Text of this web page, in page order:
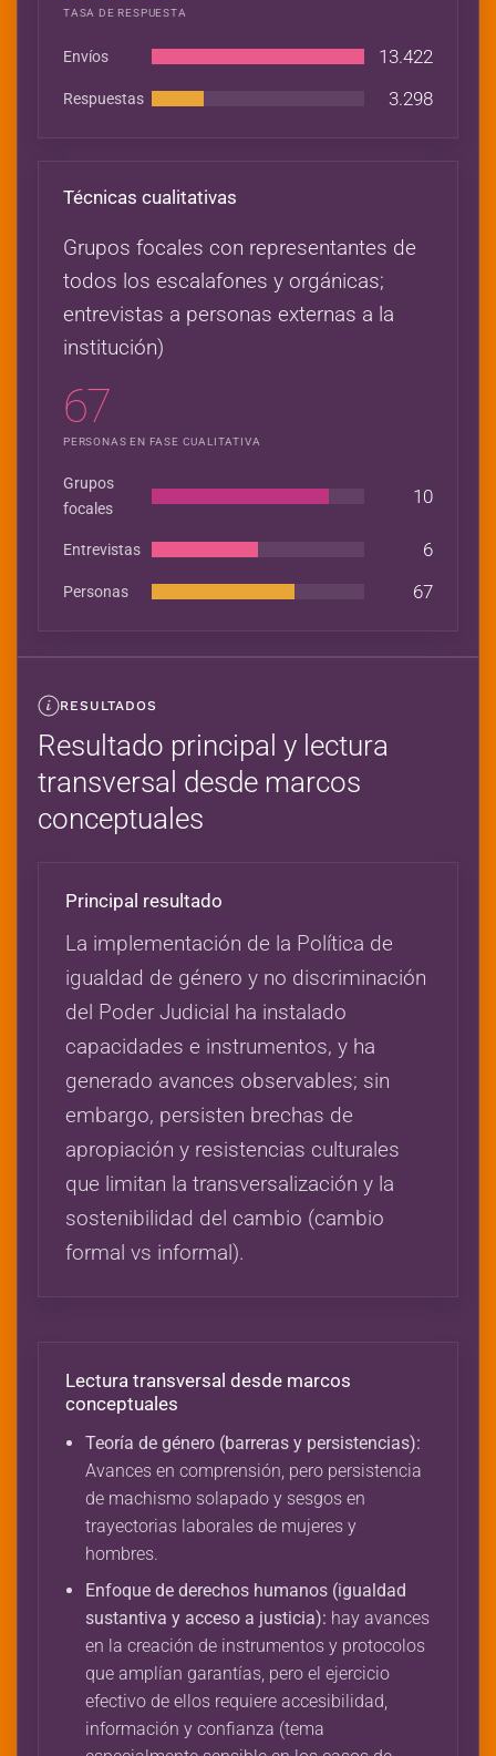
TASA DE RESPUESTA
Envíos 13.422
Respuestas 3.298
Técnicas cualitativas
Grupos focales con representantes de
todos los escalafones y orgánicas;
entrevistas a personas externas a la
institución)
67
PERSONAS EN FASE CUALITATIVA
Grupos
focales
10
Entrevistas 6
Personas 67
RESULTADOS
Resultado principal y lectura
transversal desde marcos
conceptuales
Principal resultado
La implementación de la Política de
igualdad de género y no discriminación
del Poder Judicial ha instalado
capacidades e instrumentos, y ha
generado avances observables; sin
embargo, persisten brechas de
apropiación y resistencias culturales
que limitan la transversalización y la
sostenibilidad del cambio (cambio
formal vs informal).
Lectura transversal desde marcos
conceptuales
Teoría de género (barreras y persistencias):
Avances en comprensión, pero persistencia
de machismo solapado y sesgos en
trayectorias laborales de mujeres y
hombres.
Enfoque de derechos humanos (igualdad
sustantiva y acceso a justicia): hay avances
en la creación de instrumentos y protocolos
que amplían garantías, pero el ejercicio
efectivo de ellos requiere accesibilidad,
información y confianza (tema